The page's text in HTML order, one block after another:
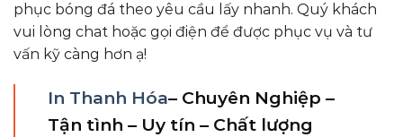
phục bóng đá theo yêu cầu lấy nhanh. Quý khách
vui lòng chat hoặc gọi điện để được phục vụ và tư
vấn kỹ càng hơn ạ!
In Thanh Hóa– Chuyên Nghiệp –
Tận tình – Uy tín – Chất lượng